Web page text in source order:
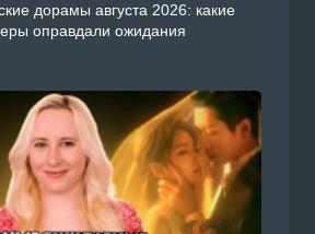
дорамы августа 2026: какие
оправдали ожидания